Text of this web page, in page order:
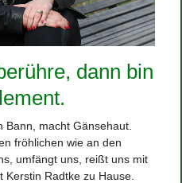
dann bin
Bann, macht Gänsehaut.
fröhlichen wie an den
umfängt uns, reißt uns mit
Radtke zu Hause.